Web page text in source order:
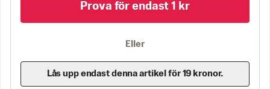
Prova för endast 1 kr
Eller
Lås upp endast denna artikel för 19 kronor.